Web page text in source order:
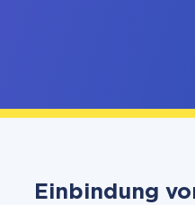
Einbindung